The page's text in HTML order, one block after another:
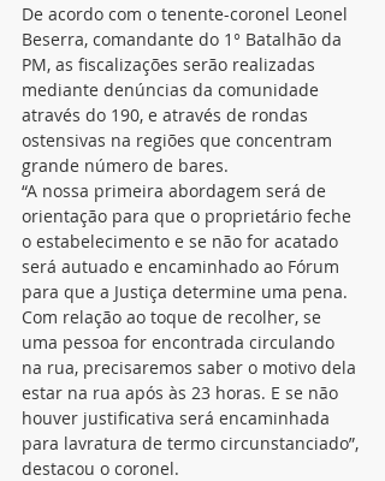
De acordo com o tenente-coronel Leonel
Beserra, comandante do 1° Batalhão da
PM, as fiscalizações serão realizadas
mediante denúncias da comunidade
através do 190, e através de rondas
ostensivas na regiões que concentram
grande número de bares.
“A nossa primeira abordagem será de
orientação para que o proprietário feche
o estabelecimento e se não for acatado
será autuado e encaminhado ao Fórum
para que a Justiça determine uma pena.
Com relação ao toque de recolher, se
uma pessoa for encontrada circulando
na rua, precisaremos saber o motivo dela
estar na rua após às 23 horas. E se não
houver justificativa será encaminhada
para lavratura de termo circunstanciado”,
destacou o coronel.